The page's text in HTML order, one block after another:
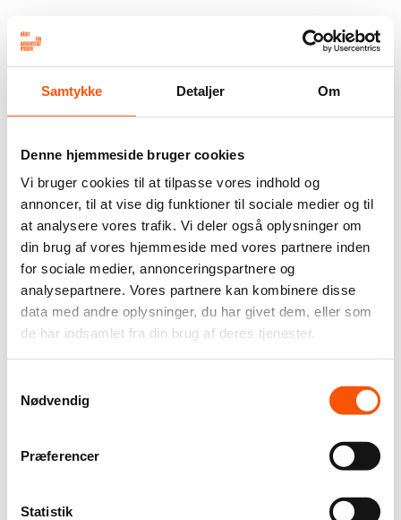
Samtykke Detaljer Om
Denne hjemmeside bruger cookies
Vi bruger cookies til at tilpasse vores indhold og
annoncer, til at vise dig funktioner til sociale medier og til
at analysere vores trafik. Vi deler også oplysninger om
din brug af vores hjemmeside med vores partnere inden
for sociale medier, annonceringspartnere og
analysepartnere. Vores partnere kan kombinere disse
data med andre oplysninger, du har givet dem, eller som
de har indsamlet fra din brug af deres tjenester.
Nødvendig
Præferencer
Statistik